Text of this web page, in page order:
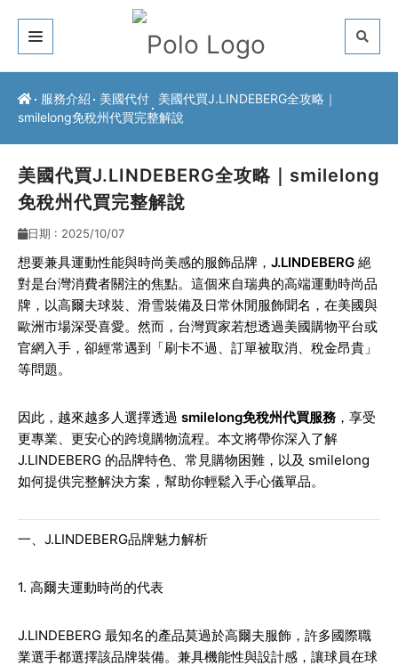
關於我們
服務介紹
常見問題
最新公告
聯絡方式
服務介紹 美國代付
美國代買J.LINDEBERG全攻略｜
smilelong免稅州代買完整解說
美國代買J.LINDEBERG全攻略｜smilelong
免稅州代買完整解說
日期 : 2025/10/07
想要兼具運動性能與時尚美感的服飾品牌， J.LINDEBERG 絕
對是台灣消費者關注的焦點。這個來自瑞典的高端運動時尚品
牌，以高爾夫球裝、滑雪裝備及日常休閒服飾聞名，在美國與
歐洲市場深受喜愛。然而，台灣買家若想透過美國購物平台或
官網入手，卻經常遇到「刷卡不過、訂單被取消、稅金昂貴」
等問題。
因此，越來越多人選擇透過 smilelong免稅州代買服務 ，享受
更專業、更安心的跨境購物流程。本文將帶你深入了解
J.LINDEBERG 的品牌特色、常見購物困難，以及 smilelong
如何提供完整解決方案，幫助你輕鬆入手心儀單品。
一、J.LINDEBERG品牌魅力解析
1. 高爾夫運動時尚的代表
J.LINDEBERG 最知名的產品莫過於高爾夫服飾，許多國際職
業選手都選擇該品牌裝備。兼具機能性與設計感，讓球員在球